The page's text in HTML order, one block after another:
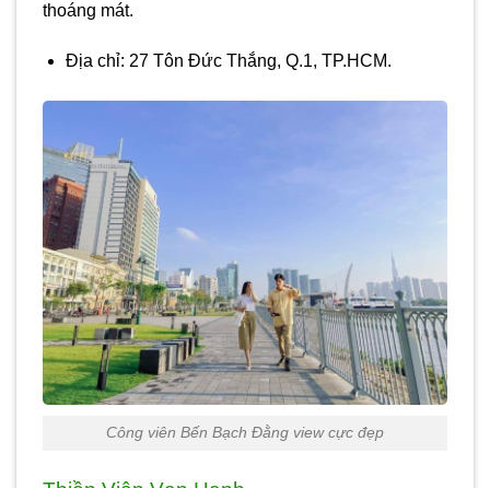
thoáng mát.
Địa chỉ: 27 Tôn Đức Thắng, Q.1, TP.HCM.
Công viên Bến Bạch Đằng view cực đẹp